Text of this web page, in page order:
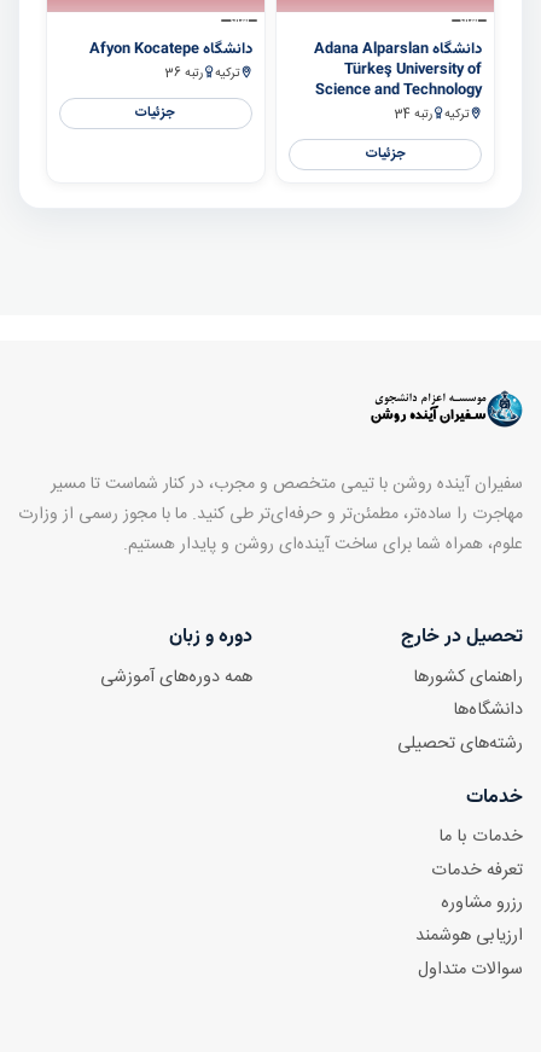
سایر
دانشگاه Adana Alparslan
Türkeş University of
Science and Technology
ترکیه رتبه 34
جزئیات
سایر
دانشگاه Afyon Kocatepe
ترکیه رتبه 36
جزئیات
سفیران آینده روشن با تیمی متخصص و مجرب، در کنار شماست تا مسیر
مهاجرت را ساده‌تر، مطمئن‌تر و حرفه‌ای‌تر طی کنید. ما با مجوز رسمی از وزارت
علوم، همراه شما برای ساخت آینده‌ای روشن و پایدار هستیم.
تحصیل در خارج
راهنمای کشورها
دانشگاه‌ها
رشته‌های تحصیلی
دوره و زبان
همه دوره‌های آموزشی
خدمات
خدمات با ما
تعرفه خدمات
رزرو مشاوره
ارزیابی هوشمند
سوالات متداول